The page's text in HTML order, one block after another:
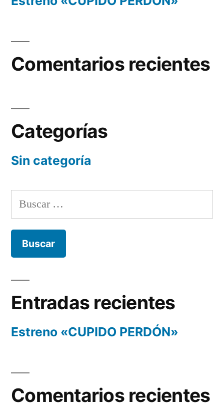
Comentarios recientes
Categorías
Sin categoría
Buscar:
Entradas recientes
Estreno «CUPIDO PERDÓN»
Comentarios recientes